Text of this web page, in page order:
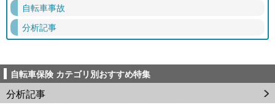
自転車事故
分析記事
自転車保険 カテゴリ別おすすめ特集
分析記事